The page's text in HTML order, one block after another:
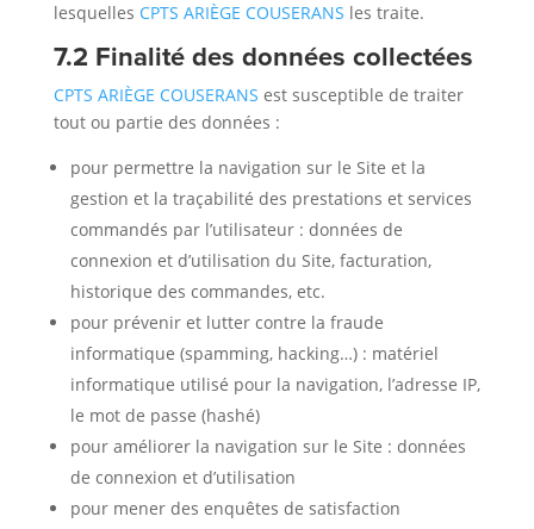
lesquelles CPTS ARIÈGE COUSERANS les traite.
7.2 Finalité des données collectées
CPTS ARIÈGE COUSERANS est susceptible de traiter
tout ou partie des données :
pour permettre la navigation sur le Site et la
gestion et la traçabilité des prestations et services
commandés par l’utilisateur : données de
connexion et d’utilisation du Site, facturation,
historique des commandes, etc.
pour prévenir et lutter contre la fraude
informatique (spamming, hacking…) : matériel
informatique utilisé pour la navigation, l’adresse IP,
le mot de passe (hashé)
pour améliorer la navigation sur le Site : données
de connexion et d’utilisation
pour mener des enquêtes de satisfaction